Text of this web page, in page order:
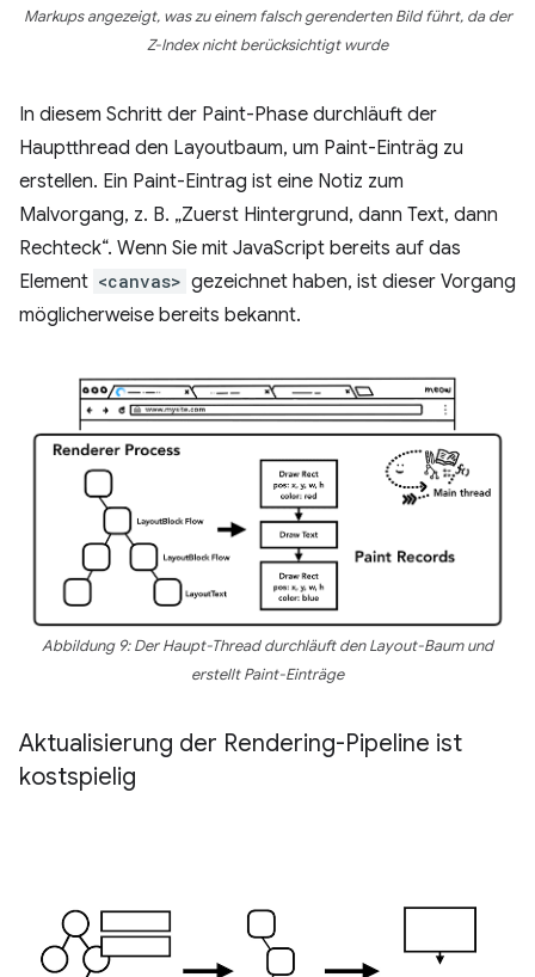
Markups angezeigt, was zu einem falsch gerenderten Bild führt, da der
Z-Index nicht berücksichtigt wurde
In diesem Schritt der Paint-Phase durchläuft der
Hauptthread den Layoutbaum, um Paint-Einträg zu
erstellen. Ein Paint-Eintrag ist eine Notiz zum
Malvorgang, z. B. „Zuerst Hintergrund, dann Text, dann
Rechteck“. Wenn Sie mit JavaScript bereits auf das
Element <canvas> gezeichnet haben, ist dieser Vorgang
möglicherweise bereits bekannt.
Abbildung 9: Der Haupt-Thread durchläuft den Layout-Baum und
erstellt Paint-Einträge
Aktualisierung der Rendering-Pipeline ist
kostspielig